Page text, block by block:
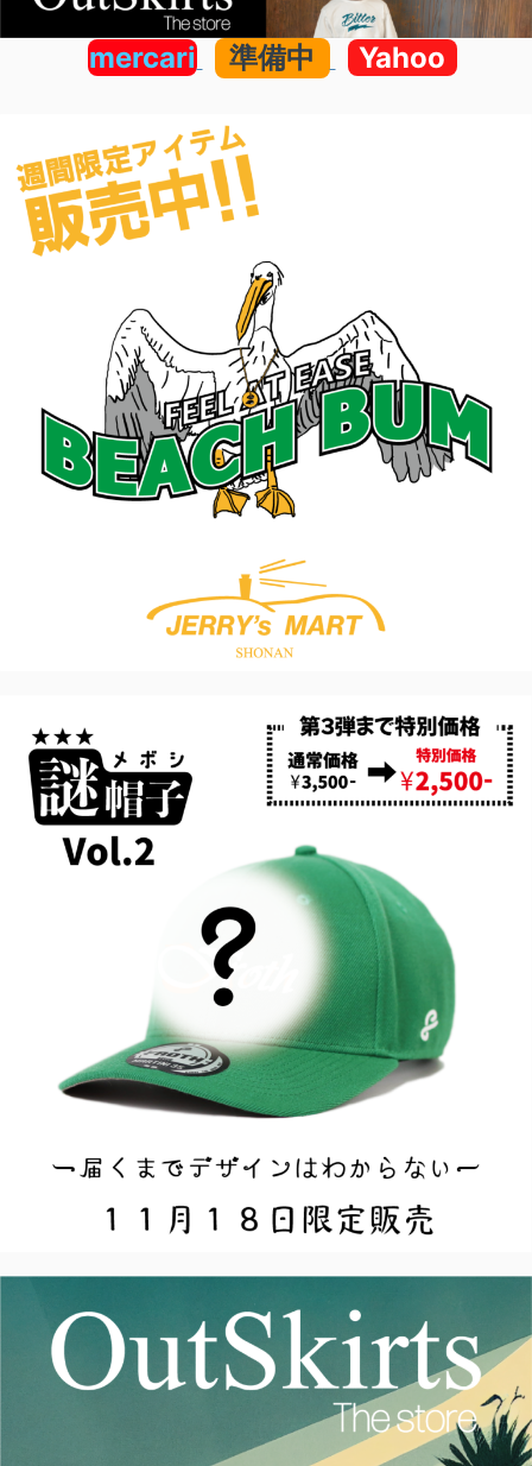
mercari 準備中 Yahoo